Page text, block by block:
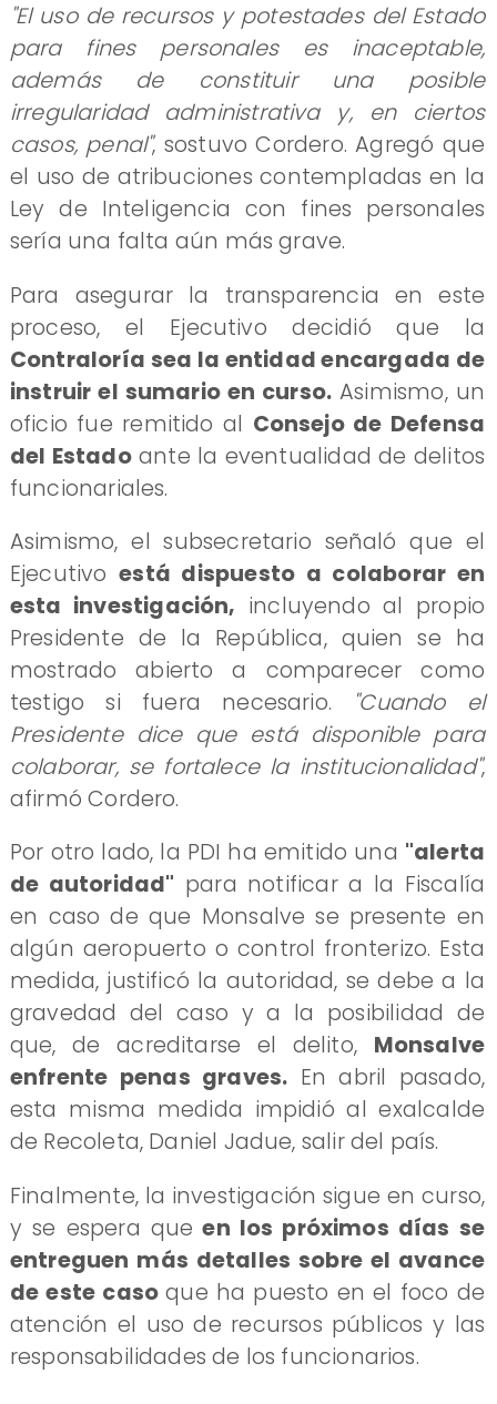
"El uso de recursos y potestades del Estado
para fines personales es inaceptable,
además de constituir una posible
irregularidad administrativa y, en ciertos
casos, penal", sostuvo Cordero. Agregó que
el uso de atribuciones contempladas en la
Ley de Inteligencia con fines personales
sería una falta aún más grave.
Para asegurar la transparencia en este
proceso, el Ejecutivo decidió que la
Contraloría sea la entidad encargada de
instruir el sumario en curso. Asimismo, un
oficio fue remitido al Consejo de Defensa
del Estadoante la eventualidad de delitos
funcionariales.
Asimismo, el subsecretario señaló que el
Ejecutivoestá dispuesto a colaborar en
esta investigación, incluyendo al propio
Presidente de la República, quien se ha
mostrado abierto a comparecer como
testigo si fuera necesario.
"Cuando el
Presidente dice que está disponible para
colaborar, se fortalece la institucionalidad",
afirmó Cordero.
Por otro lado, la PDI ha emitido una "alerta
de autoridad" para notificar a la Fiscalía
en caso de que Monsalve se presente en
algún aeropuerto o control fronterizo. Esta
medida, justificó la autoridad, se debe a la
gravedad del caso y a la posibilidad de
que, de acreditarse el delito, Monsalve
enfrente penas graves. En abril pasado,
esta misma medida impidió al exalcalde
de Recoleta, Daniel Jadue, salir del país.
Finalmente, la investigación sigue en curso,
y se espera que en los próximos días se
entreguen más detalles sobre el avance
de este casoque ha puesto en el foco de
atención el uso de recursos públicos y las
responsabilidades de los funcionarios.